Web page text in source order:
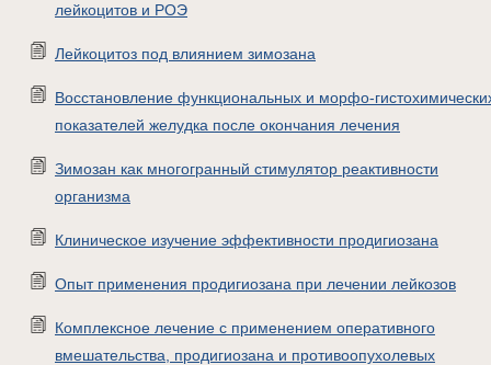
лейкоцитов и РОЭ
Лейкоцитоз под влиянием зимозана
Восстановление функциональных и морфо-
показателей желудка после окончания лечения
Зимозан как многогранный стимулятор реактивности
организма
Клиническое изучение эффективности продигиозана
Опыт применения продигиозана при лечении лейкозов
Комплексное лечение с применением оперативного
вмешательства, продигиозана и противоопухолевых